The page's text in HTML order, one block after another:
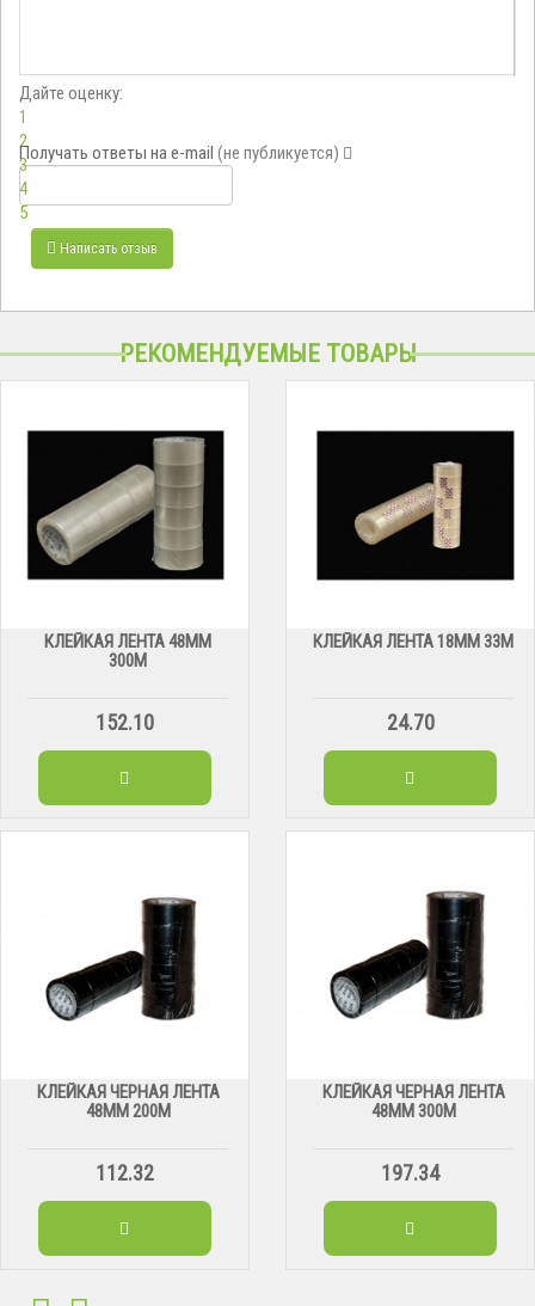
Дайте оценку:
1
2
3
4
5
Получать ответы на e-mail (не публикуется)
Написать отзыв
РЕКОМЕНДУЕМЫЕ ТОВАРЫ
КЛЕЙКАЯ ЛЕНТА 48ММ
300М
152.10
КЛЕЙКАЯ ЛЕНТА 18ММ 33М
24.70
КЛЕЙКАЯ ЧЕРНАЯ ЛЕНТА
48ММ 200М
112.32
КЛЕЙКАЯ ЧЕРНАЯ ЛЕНТА
48ММ 300М
197.34